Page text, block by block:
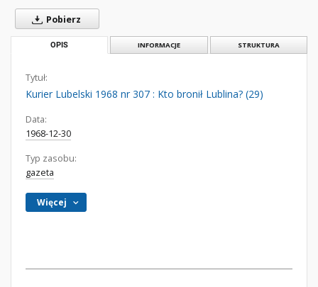
Pobierz
OPIS INFORMACJE STRUKTURA
Tytuł:
Kurier Lubelski 1968 nr 307 : Kto bronił Lublina? (29)
Data:
1968-12-30
Typ zasobu:
gazeta
Więcej